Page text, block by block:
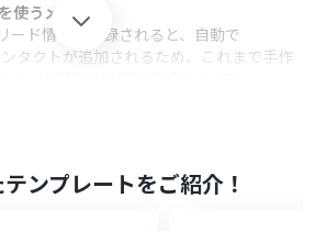
うメリット
ード情報が登録されると、自動で
タクトが追加されるため、これまで手作
ンプレートをご紹介！